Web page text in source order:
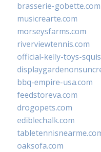
brasserie-gobette.com
musicrearte.com
morseysfarms.com
riverviewtennis.com
official-kelly-toys-
bbq-empire-usa.com
feedstoreva.com
drogopets.com
ediblechalk.com
oaksofa.com